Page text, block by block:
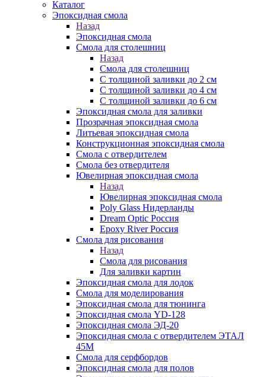
Каталог
Эпоксидная смола
Назад
Эпоксидная смола
Смола для столешниц
Назад
Смола для столешниц
С толщиной заливки до 2 см
С толщиной заливки до 4 см
С толщиной заливки до 6 см
Эпоксидная смола для заливки
Прозрачная эпоксидная смола
Литьевая эпоксидная смола
Конструкционная эпоксидная смола
Смола с отвердителем
Смола без отвердителя
Ювелирная эпоксидная смола
Назад
Ювелирная эпоксидная смола
Poly Glass Нидерланды
Dream Optic Россия
Epoxy River Россия
Смола для рисования
Назад
Смола для рисования
Для заливки картин
Эпоксидная смола для лодок
Смола для моделирования
Эпоксидная смола для тюнинга
Эпоксидная смола YD-128
Эпоксидная смола ЭД-20
Эпоксидная смола с отвердителем ЭТАЛ
45М
Смола для серфбордов
Эпоксидная смола для полов